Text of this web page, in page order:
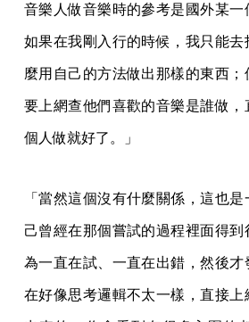
音樂人做音樂時的參考是國外某一
如果在我剛入行的時候，我只能去
麼用自己的方法做出那樣的東西
要上網查他們喜歡的音樂是誰做，
個人做就好了。」
「當然這個沒有什麼關係，這也
己曾經在那個嘗試的過程裡面得到
為一直在試、一直在出錯，然後才
在好像思考邏輯不太一樣，直接上